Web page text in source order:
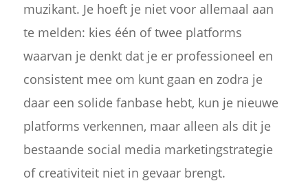
muzikant. Je hoeft je niet voor allemaal aan
te melden: kies één of twee platforms
waarvan je denkt dat je er professioneel en
consistent mee om kunt gaan en zodra je
daar een solide fanbase hebt, kun je nieuwe
platforms verkennen, maar alleen als dit je
bestaande social media marketingstrategie
of creativiteit niet in gevaar brengt.